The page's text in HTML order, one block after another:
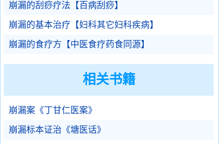
崩漏的刮痧疗法【百病刮痧】
崩漏的基本治疗【妇科其它妇科疾病】
崩漏的食疗方【中医食疗药食同源】
相关书籍
崩漏案《丁甘仁医案》
崩漏标本证治《塘医话》